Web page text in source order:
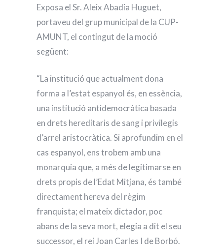
Exposa el Sr. Aleix Abadia Huguet,
portaveu del grup municipal de la CUP-
AMUNT, el contingut de la moció
següent:
“La institució que actualment dona
forma a l’estat espanyol és, en essència,
una institució antidemocràtica basada
en drets hereditaris de sang i privilegis
d’arrel aristocràtica. Si aprofundim en el
cas espanyol, ens trobem amb una
monarquia que, a més de legitimarse en
drets propis de l’Edat Mitjana, és també
directament hereva del règim
franquista; el mateix dictador, poc
abans de la seva mort, elegia a dit el seu
successor, el rei Joan Carles I de Borbó.